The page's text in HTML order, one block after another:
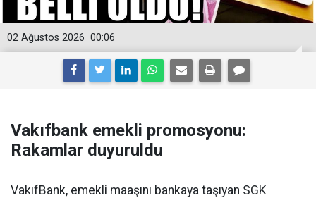
00:06
02 Ağustos 2026
Vakıfbank emekli promosyonu:
Rakamlar duyuruldu
VakıfBank, emekli maaşını bankaya taşıyan SGK